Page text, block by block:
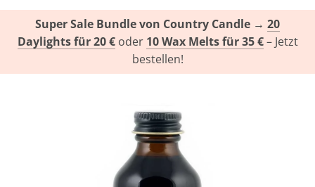
Super Sale Bundle von Country Candle → 20
Daylights für 20 €oder 10 Wax Melts für 35 €– Jetzt
bestellen!